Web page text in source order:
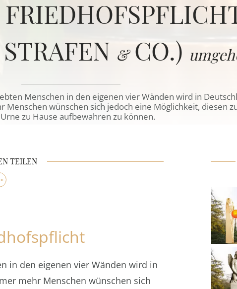
&CO.)
Menschen in den eigenen vier Wänden wird in
wünschen sich jedoch eine Möglichkeit, diesen
zu Hause aufbewahren zu können.
TEILEN
in den eigenen vier Wänden wird in
mehr Menschen wünschen sich